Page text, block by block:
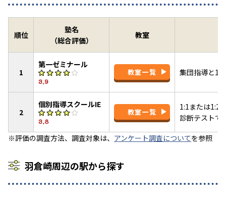
順位
塾名
（総合評価）
教室
1
第一ゼミナール
3.9
教室一覧 集団指導と
2
個別指導スクールIE
3.8
教室一覧
1:1または1:2
診断テストで
※評価の調査方法、調査対象は、 アンケート調査についてを参照
羽倉崎周辺の駅から探す